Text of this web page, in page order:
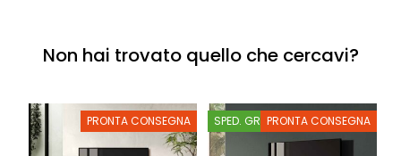
Non hai trovato quello che cercavi?
PRONTA CONSEGNA SPED. GRATISPRONTA CONSEGNA